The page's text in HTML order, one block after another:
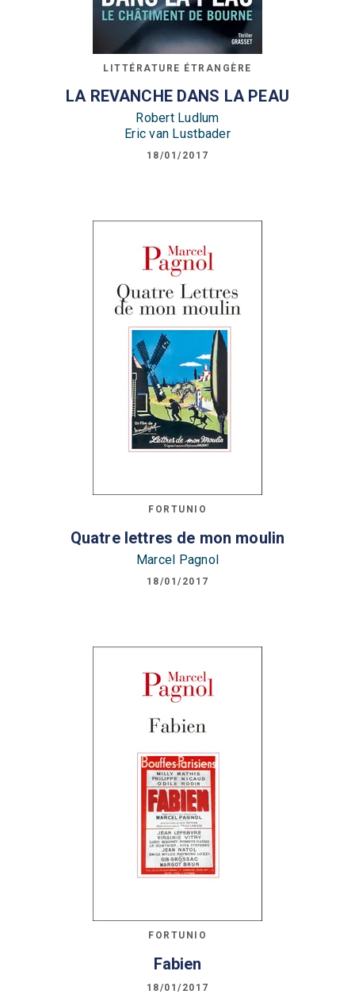
LITTÉRATURE ÉTRANGÈRE
LA REVANCHE DANS LA PEAU
Robert Ludlum
Eric van Lustbader
18/01/2017
FORTUNIO
Quatre lettres de mon moulin
Marcel Pagnol
18/01/2017
FORTUNIO
Fabien
18/01/2017